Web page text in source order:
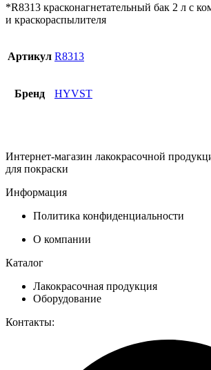
*R8313 красконагнетательный бак 2 л с
и краскораспылителя
Артикул R8313
Бренд HYVST
Интернет-магазин лакокрасочной
для покраски
Информация
Политика конфиденциальности
О компании
Каталог
Лакокрасочная продукция
Оборудование
Контакты: